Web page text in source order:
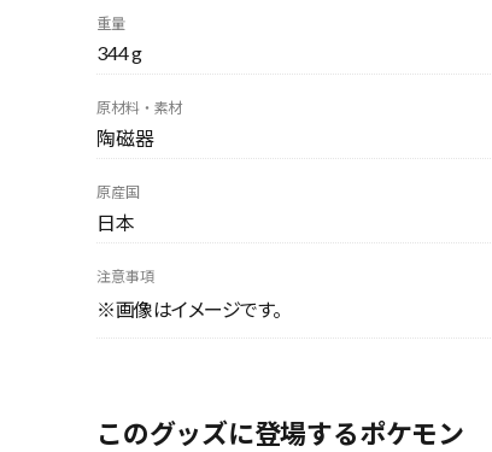
重量
344 g
原材料・素材
陶磁器
原産国
日本
注意事項
※画像はイメージです。
このグッズに登場するポケモン